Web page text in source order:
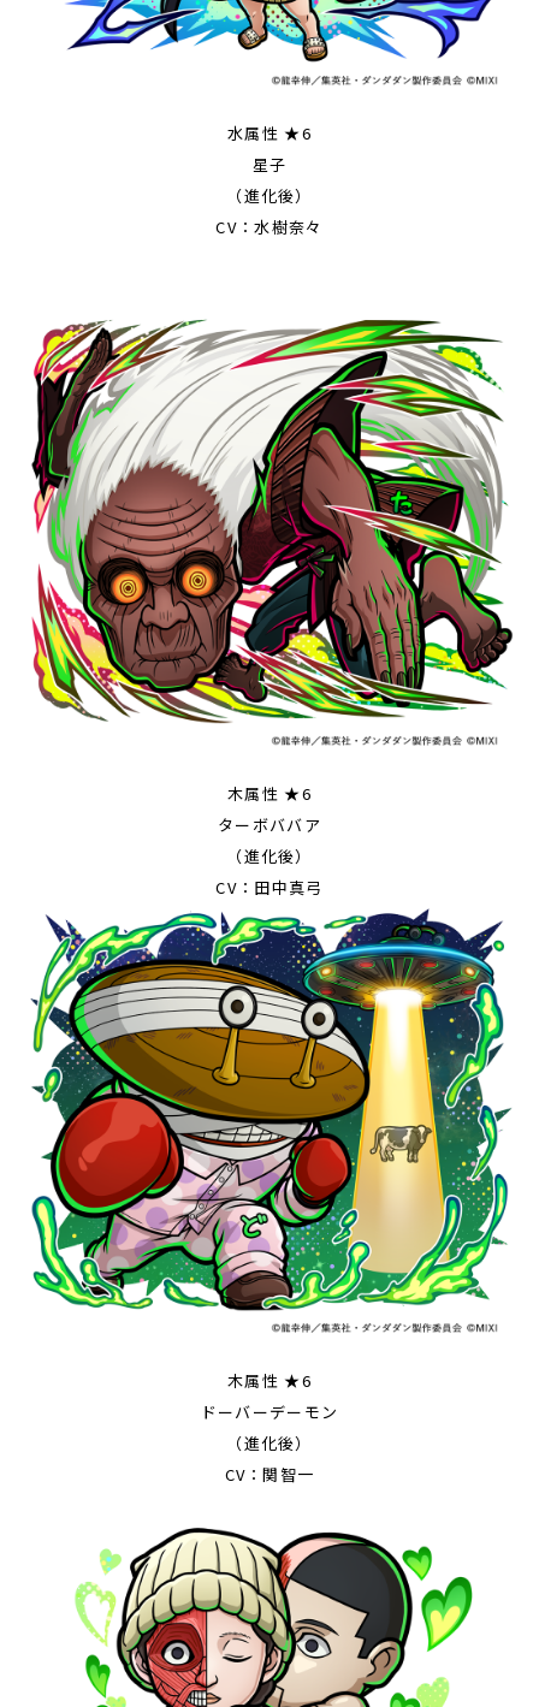
水属性 ★6
星子
（進化後）
CV：水樹奈々
木属性 ★6
ターボババア
（進化後）
CV：田中真弓
木属性 ★6
ドーバーデーモン
（進化後）
CV：関智一